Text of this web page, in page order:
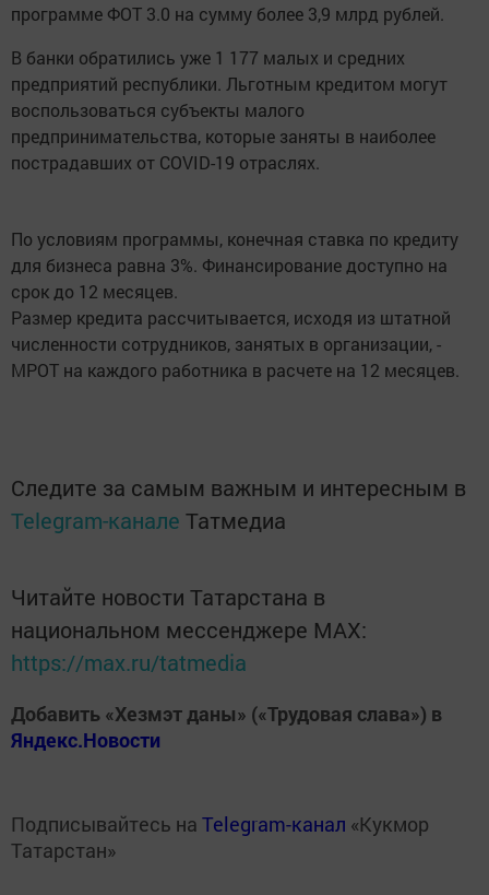
программе ФОТ 3.0 на сумму более 3,9 млрд рублей.
В банки обратились уже 1 177 малых и средних
предприятий республики. Льготным кредитом могут
воспользоваться субъекты малого
предпринимательства, которые заняты в наиболее
пострадавших от COVID-19 отраслях.
По условиям программы, конечная ставка по кредиту
для бизнеса равна 3%. Финансирование доступно на
срок до 12 месяцев.
Размер кредита рассчитывается, исходя из штатной
численности сотрудников, занятых в организации, -
МРОТ на каждого работника в расчете на 12 месяцев.
Следите за самым важным и интересным в
Telegram-канале Татмедиа
Читайте новости Татарстана в
национальном мессенджере MАХ:
https://max.ru/tatmedia
Добавить «Хезмэт даны» («Трудовая слава») в
Яндекс.Новости
Подписывайтесь на Telegram-канал «Кукмор
Татарстан»